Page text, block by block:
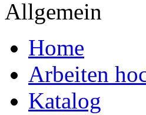
Presse
Partner +
Datenschutz
Impressum